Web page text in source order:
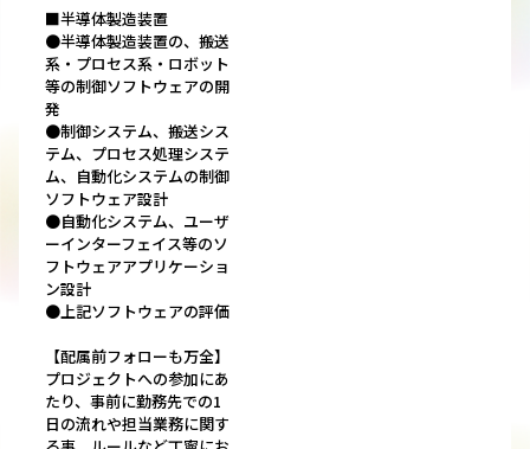
■半導体製造装置
●半導体製造装置の、搬送
系・プロセス系・ロボット
等の制御ソフトウェアの開
発
●制御システム、搬送シス
テム、プロセス処理システ
ム、自動化システムの制御
ソフトウェア設計
●自動化システム、ユーザ
ーインターフェイス等のソ
フトウェアアプリケーショ
ン設計
●上記ソフトウェアの評価
【配属前フォローも万全】
プロジェクトへの参加にあ
たり、事前に勤務先での1
日の流れや担当業務に関す